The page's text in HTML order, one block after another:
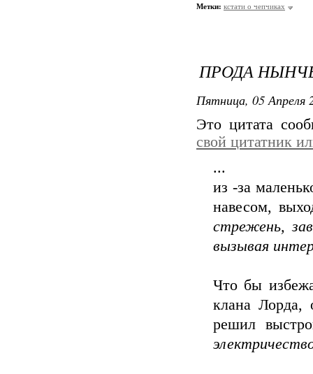
Метки: кстати о чепчиках
ПРОДА
Пятница, 05 Апреля
Это цитата
свой цитатник
...
из -за
навесом,
стрежень,
вызывая
Что бы
клана Лорда,
решил